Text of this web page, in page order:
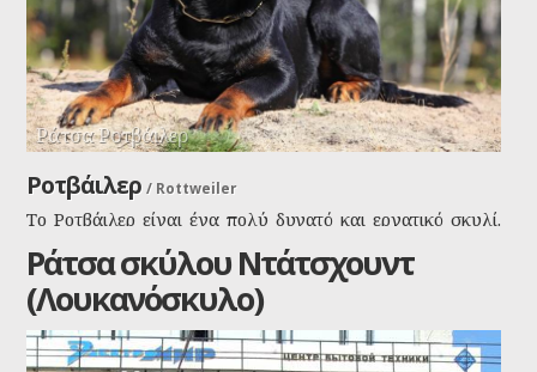
Ράτσα Ροτβάιλερ
Ροτβάιλερ / Rottweiler
Το Ροτβάιλερ είναι ένα πολύ δυνατό και εργατικό σκυλί.
Είναι ένας σκύλος που θέλει ελευθερία κινήσεων και
πολλές αρμοδιότητες, αλλά και ένα δυναμικό αφεντικό
για να το πειθαρχεί.
Ράτσα σκύλου Ντάτσχουντ
(Λουκανόσκυλο)